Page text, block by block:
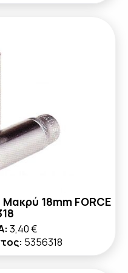
18mm FORCE
3,40 €
5356318